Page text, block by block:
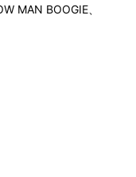
MAN BOOGIE、